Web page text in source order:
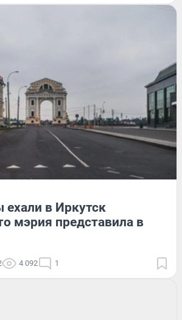
ехали в Иркутск
мэрия представила в
4 092 1